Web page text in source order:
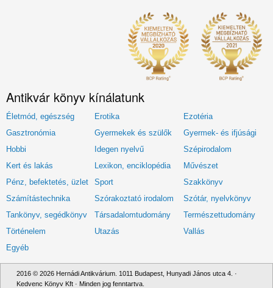
Antikvár könyv kínálatunk
Életmód, egészség Erotika
Ezotéria
Gasztronómia
Gyermekek és szülők
Gyermek- és ifjúsági
Hobbi
Idegen nyelvű
Szépirodalom
Kert és lakás
Lexikon, enciklopédia
Művészet
Pénz, befektetés, üzlet
Sport
Szakkönyv
Számítástechnika
Szórakoztató irodalom
Szótár, nyelvkönyv
Tankönyv, segédkönyv
Társadalomtudomány
Természettudomány
Történelem
Utazás
Vallás
Egyéb
2016 © 2026 Hernádi Antikvárium. 1011 Budapest, Hunyadi János utca 4. ·
Kedvenc Könyv Kft · Minden jog fenntartva.